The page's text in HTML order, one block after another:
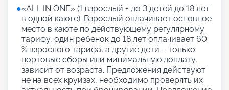
●«АLL IN ONE» (1 взрослый + до 3 детей до 18 лет
в одной каюте): Взрослый оплачивает основное
место в каюте по действующему регулярному
тарифу, один ребенок до 18 лет оплачивает 60
% взрослого тарифа, а другие дети – только
портовые сборы или минимальную доплату,
зависит от возраста. Предложения действуют
не на всех круизах, необходимо проверять их